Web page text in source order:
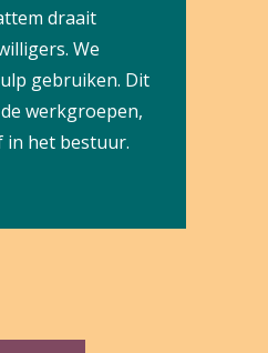
draait
We
gebruiken. Dit
werkgroepen,
in het bestuur.